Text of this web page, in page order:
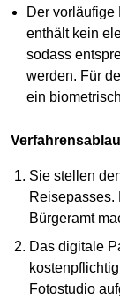
Der vorläufige
enthält kein
sodass
werden. Für
ein
Sie stellen
Reisepasses.
Bürgeramt
Das digitale
Fotostudio